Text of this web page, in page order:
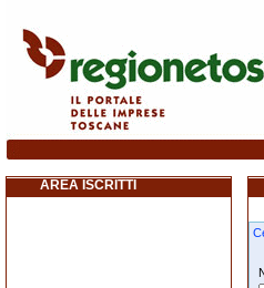
metallurgia firenze
AREA ISCRITTI